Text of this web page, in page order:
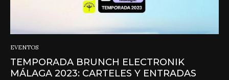
EVENTOS
TEMPORADA BRUNCH ELECTRONIK
MÁLAGA 2023: CARTELES Y ENTRADAS